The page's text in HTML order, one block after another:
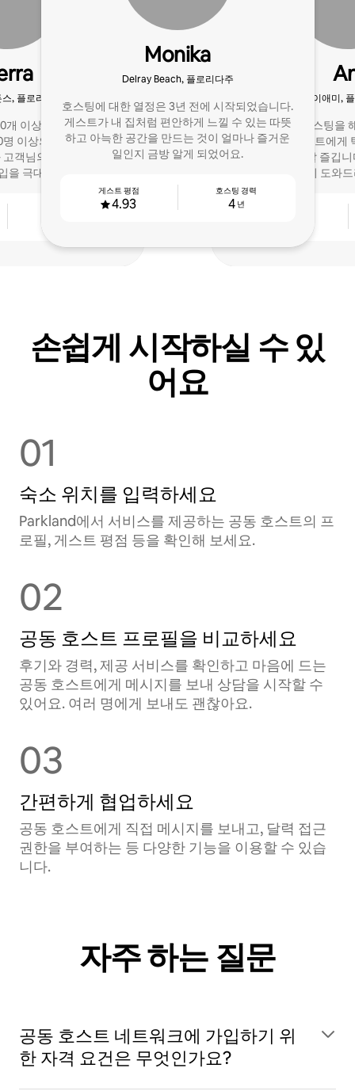
, 플로리다주
개 이상의 후기를 받은 8
이상의 게스트를 호스
객님의 게스트를 위한
을 극대화해보세요!
Monika
Delray Beach, 플로리다주
호스팅에 대한 열정은 3년 전에 시작되었습니다.
게스트가 내 집처럼 편안하게 느낄 수 있는 따뜻
하고 아늑한 공간을 만드는 것이 얼마나 즐거운
일인지 금방 알게 되었어요.
4.93
게스트 평점
4 년
호스팅 경력
마이애미,
저는 8년 동안 호스팅을
업무를 하며 게스트에게
공하는 것을 정말 즐깁
기꺼이 도와
손쉽게 시작하실 수 있
어요
01
숙소 위치를 입력하세요
Parkland에서 서비스를 제공하는 공⁠동 호⁠스⁠트⁠의 프
로필, 게스트 평점 등을 확⁠인⁠해 보⁠세⁠요⁠.
02
공동 호스트 프로필을 비교하세요
후기와 경력, 제공 서비스를 확인하고 마음에 드는
공동 호스트에게 메시지를 보내 상담을 시작할 수
있어요. 여러 명에게 보내도 괜찮아요.
03
간편하게 협업하세요
공동 호스트에게 직접 메시지를 보내고, 달력 접근
권한을 부여하는 등 다양한 기능을 이용할 수 있습
니다.
자주 하는 질문
공동 호스트 네트워크에 가입하기 위
한 자격 요건은 무엇인가요?